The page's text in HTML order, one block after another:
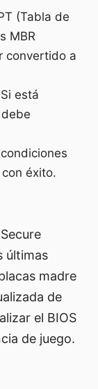
(Tabla de
MBR
convertido a
está
éxito.
últimas
madre
de
el BIOS
de juego.